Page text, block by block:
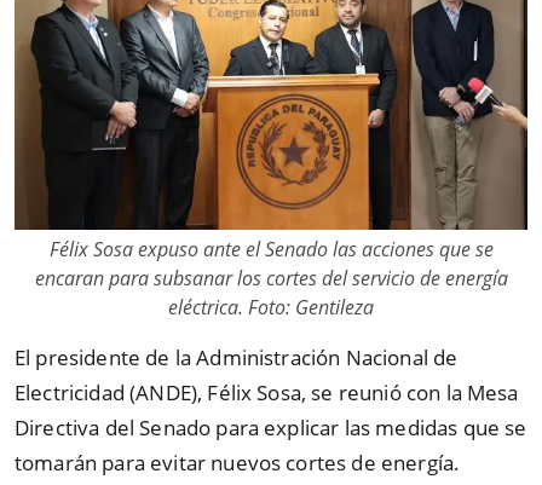
Félix Sosa expuso ante el Senado las acciones que se
encaran para subsanar los cortes del servicio de energía
eléc­trica. Foto: Gentileza
El presidente de la Administración Nacional de
Electricidad (ANDE), Félix Sosa, se reunió con la Mesa
Directiva del Senado para explicar las medidas que se
tomarán para evitar nuevos cortes de energía.